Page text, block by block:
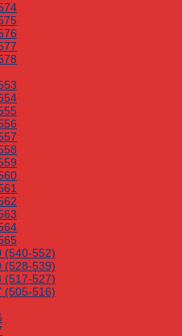
(540-552)
(528-539)
(517-527)
(505-516)